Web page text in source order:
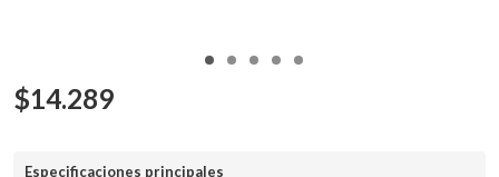
$14.289
Especificaciones principales